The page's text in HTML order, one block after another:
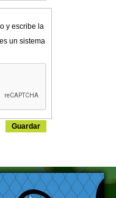
y escribe la
un sistema